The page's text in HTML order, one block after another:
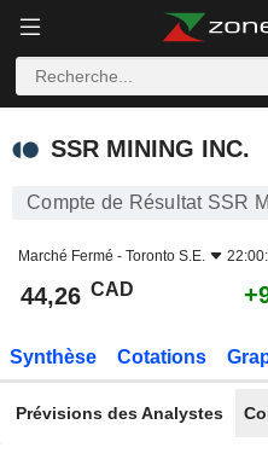
SSR MINING INC.
SSR MINING INC.
Compte de Résultat SSR
Marché Fermé - Toronto S.E.
44,26 CAD
Synthèse Cotations
Prévisions des Analystes